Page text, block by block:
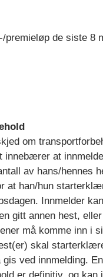
premieløp de siste 8
om
innebærer at
av hans/hennes
at han/hun
Innmelder
gitt annen hest,
må komme inn i
skal
gis ved innmelding.